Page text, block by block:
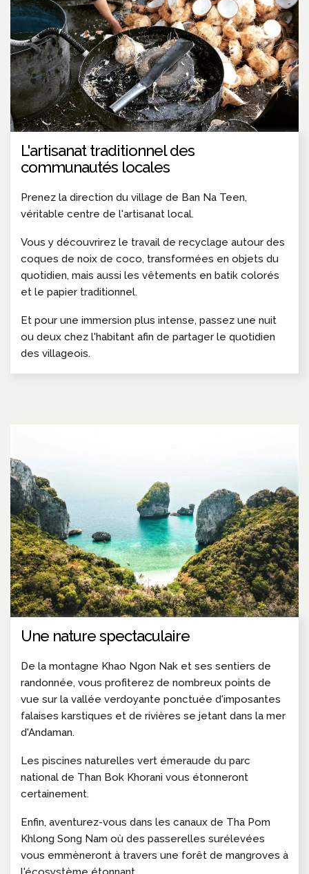
L'artisanat traditionnel des
communautés locales
Prenez la direction du village de Ban Na Teen,
véritable centre de l'artisanat local.
Vous y découvrirez le travail de recyclage autour des
coques de noix de coco, transformées en objets du
quotidien, mais aussi les vêtements en batik colorés
et le papier traditionnel.
Et pour une immersion plus intense, passez une nuit
ou deux chez l'habitant afin de partager le quotidien
des villageois.
Une nature spectaculaire
De la montagne Khao Ngon Nak et ses sentiers de
randonnée, vous profiterez de nombreux points de
vue sur la vallée verdoyante ponctuée d'imposantes
falaises karstiques et de rivières se jetant dans la mer
d'Andaman.
Les piscines naturelles vert émeraude du parc
national de Than Bok Khorani vous étonneront
certainement.
Enfin, aventurez-vous dans les canaux de Tha Pom
Khlong Song Nam où des passerelles surélevées
vous emmèneront à travers une forêt de mangroves à